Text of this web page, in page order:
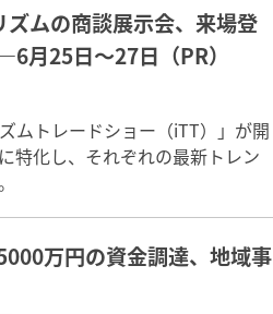
ムの商談展示会、来場登
月25日～27日（PR）
ムトレードショー（iTT）」が開
特化し、それぞれの最新トレン
万円の資金調達、地域事